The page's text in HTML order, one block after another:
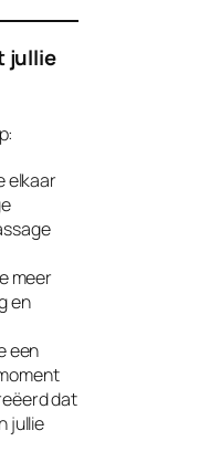
jullie
elkaar
meer
en
een
dat
jullie